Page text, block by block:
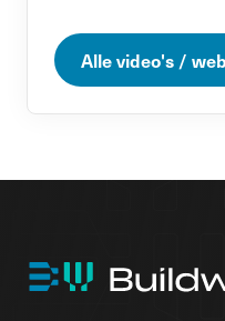
Alle video's /